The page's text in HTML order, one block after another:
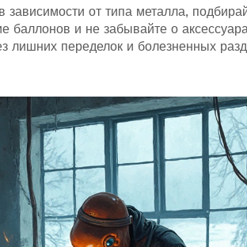
зависимости от типа металла,
баллонов и не забывайте о
лишних переделок и болезненных